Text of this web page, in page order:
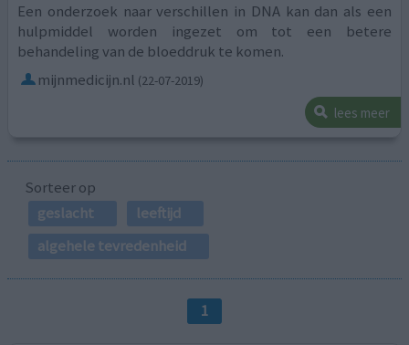
Een onderzoek naar verschillen in DNA kan dan als een
hulpmiddel worden ingezet om tot een betere
behandeling van de bloeddruk te komen.
mijnmedicijn.nl (22-07-2019)
lees meer
Sorteer op
geslacht
leeftijd
algehele tevredenheid
1